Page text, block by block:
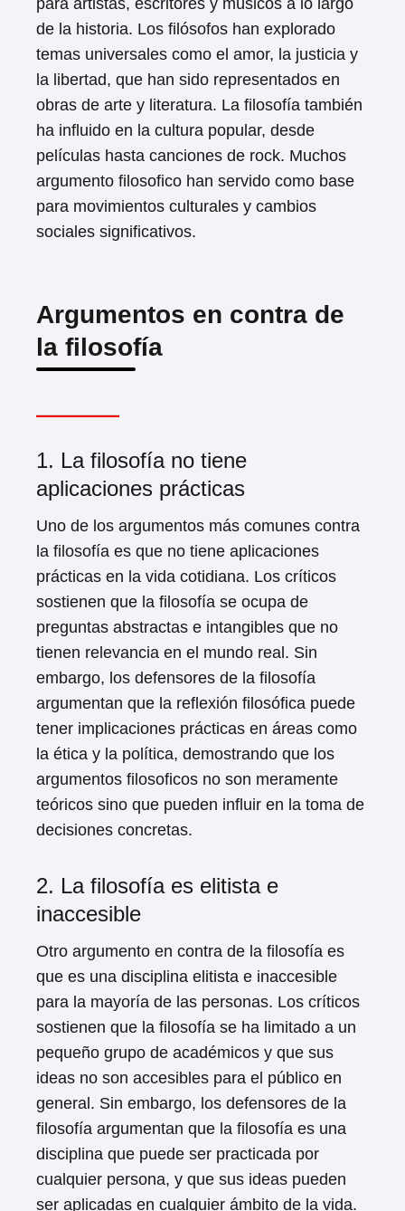
para artistas, escritores y músicos a lo largo
de la historia. Los filósofos han explorado
temas universales como el amor, la justicia y
la libertad, que han sido representados en
obras de arte y literatura. La filosofía también
ha influido en la cultura popular, desde
películas hasta canciones de rock. Muchos
argumento filosofico han servido como base
para movimientos culturales y cambios
sociales significativos.
Argumentos en contra de
la filosofía
1. La filosofía no tiene
aplicaciones prácticas
Uno de los argumentos más comunes contra
la filosofía es que no tiene aplicaciones
prácticas en la vida cotidiana. Los críticos
sostienen que la filosofía se ocupa de
preguntas abstractas e intangibles que no
tienen relevancia en el mundo real. Sin
embargo, los defensores de la filosofía
argumentan que la reflexión filosófica puede
tener implicaciones prácticas en áreas como
la ética y la política, demostrando que los
argumentos filosoficos no son meramente
teóricos sino que pueden influir en la toma de
decisiones concretas.
2. La filosofía es elitista e
inaccesible
Otro argumento en contra de la filosofía es
que es una disciplina elitista e inaccesible
para la mayoría de las personas. Los críticos
sostienen que la filosofía se ha limitado a un
pequeño grupo de académicos y que sus
ideas no son accesibles para el público en
general. Sin embargo, los defensores de la
filosofía argumentan que la filosofía es una
disciplina que puede ser practicada por
cualquier persona, y que sus ideas pueden
ser aplicadas en cualquier ámbito de la vida.